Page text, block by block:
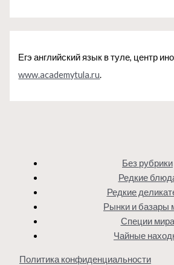
Егэ английский язык в туле, центр
www.academytula.ru.
Без рубрики
Редкие
Редкие
Рынки и базары
Специи мира
Чайные
Политика конфиденциальности